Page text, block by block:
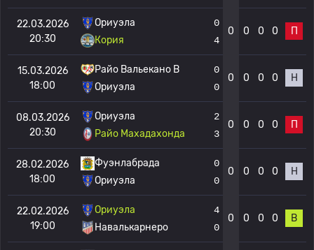
22.03.2026
20:30
Ориуэла
Кория
0
4
0 0 0 0 П
15.03.2026
18:00
Райо Вальекано B
Ориуэла
0
0
0 0 0 0 Н
08.03.2026
20:30
Ориуэла
Райо Махадахонда
2
3
0 0 0 0 П
28.02.2026
18:00
Фуэнлабрада
Ориуэла
0
0
0 0 0 0 Н
22.02.2026
19:00
Ориуэла
Навалькарнеро
4
0
0 0 0 0 В